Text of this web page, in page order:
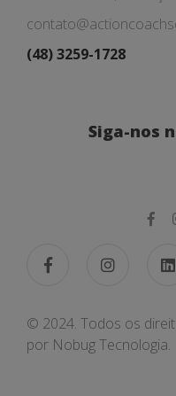
(48) 3259-1728
Siga-nos
© 2024. Todos os
por Nobug Tecnologia.